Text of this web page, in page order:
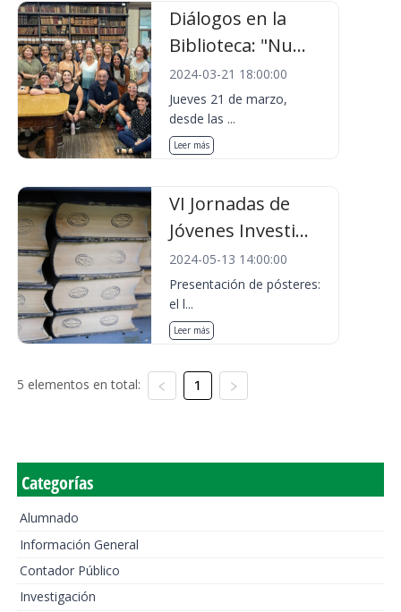
Diálogos en la
Biblioteca: "Nu...
2024-03-21 18:00:00
Jueves 21 de marzo,
desde las ...
Leer más
VI Jornadas de
Jóvenes Investi...
2024-05-13 14:00:00
Presentación de pósteres:
el l...
Leer más
5 elementos en total: 1
Categorías
Alumnado
Información General
Contador Público
Investigación